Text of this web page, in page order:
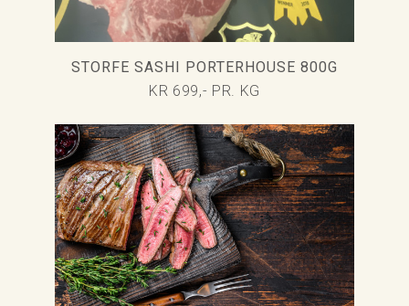
STORFE SASHI PORTERHOUSE 800G
KR 699,- PR. KG